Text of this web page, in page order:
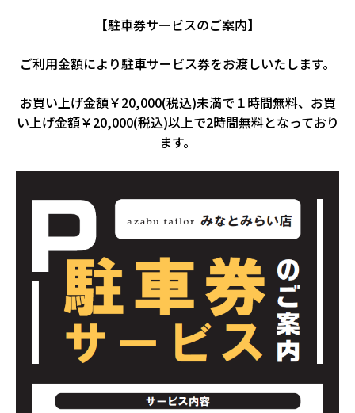
【駐車券サービスのご案内】
ご利用金額により駐車サービス券をお渡しいたします。
お買い上げ金額￥20,000(税込)未満で１時間無料、お買
い上げ金額￥20,000(税込)以上で2時間無料となっており
ます。